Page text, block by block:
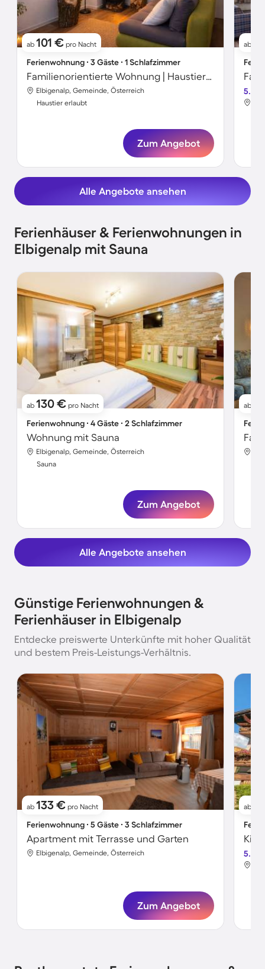
ab 101 € pro Nacht
Ferienwohnung ∙ 3 Gäste ∙ 1 Schlafzimmer
Familienorientierte Wohnung | Haustierfreundlich
Elbigenalp, Gemeinde, Österreich
Haustier erlaubt
Zum Angebot
ab
5.0
Alle Angebote ansehen
Ferienhäuser & Ferienwohnungen in
Elbigenalp mit Sauna
ab 130 € pro Nacht
Ferienwohnung ∙ 4 Gäste ∙ 2 Schlafzimmer
Wohnung mit Sauna
Elbigenalp, Gemeinde, Österreich
Sauna
Zum Angebot
ab
Alle Angebote ansehen
Günstige Ferienwohnungen &
Ferienhäuser in Elbigenalp
Entdecke preiswerte Unterkünfte mit hoher Qualität
und bestem Preis-Leistungs-Verhältnis.
ab 133 € pro Nacht
Ferienwohnung ∙ 5 Gäste ∙ 3 Schlafzimmer
Apartment mit Terrasse und Garten
Elbigenalp, Gemeinde, Österreich
Zum Angebot
ab
5.0